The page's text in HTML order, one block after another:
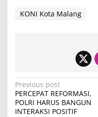
KONI Kota Malang
P
o
Previous post
PERCEPAT REFORMASI,
POLRI HARUS BANGUN
INTERAKSI POSITIF